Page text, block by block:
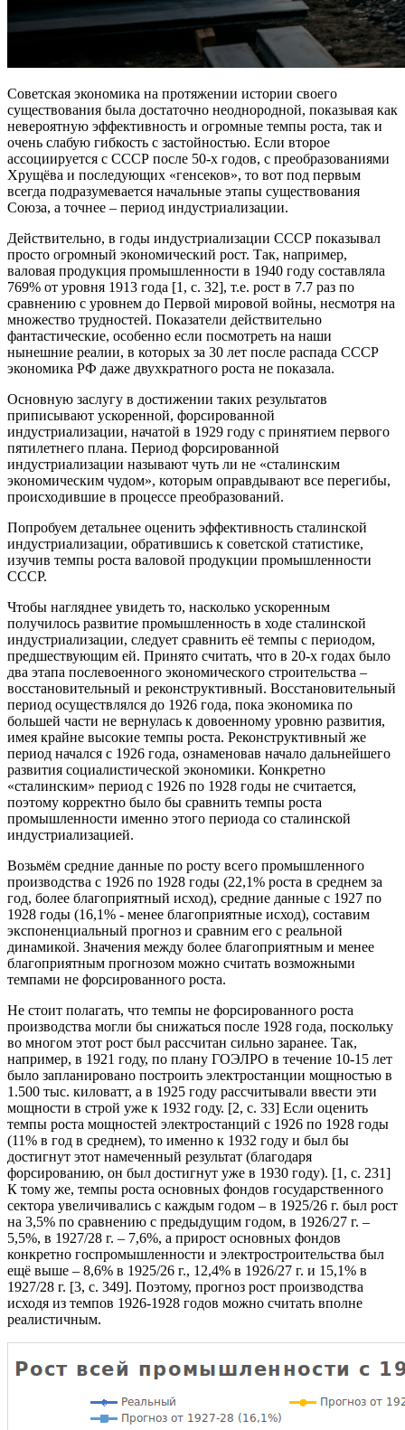
Советская экономика на протяжении истории своего
существования была достаточно неоднородной, показывая как
невероятную эффективность и огромные темпы роста, так и
очень слабую гибкость с застойностью. Если второе
ассоциируется с СССР после 50-х годов, с преобразованиями
Хрущёва и последующих «генсеков», то вот под первым
всегда подразумевается начальные этапы существования
Союза, а точнее – период индустриализации.
Действительно, в годы индустриализации СССР показывал
просто огромный экономический рост. Так, например,
валовая продукция промышленности в 1940 году составляла
769% от уровня 1913 года [1, с. 32], т.е. рост в 7.7 раз по
сравнению с уровнем до Первой мировой войны, несмотря на
множество трудностей. Показатели действительно
фантастические, особенно если посмотреть на наши
нынешние реалии, в которых за 30 лет после распада СССР
экономика РФ даже двухкратного роста не показала.
Основную заслугу в достижении таких результатов
приписывают ускоренной, форсированной
индустриализации, начатой в 1929 году с принятием первого
пятилетнего плана. Период форсированной
индустриализации называют чуть ли не «сталинским
экономическим чудом», которым оправдывают все перегибы,
происходившие в процессе преобразований.
Попробуем детальнее оценить эффективность сталинской
индустриализации, обратившись к советской статистике,
изучив темпы роста валовой продукции промышленности
СССР.
Чтобы нагляднее увидеть то, насколько ускоренным
получилось развитие промышленность в ходе сталинской
индустриализации, следует сравнить её темпы с периодом,
предшествующим ей. Принято считать, что в 20-х годах было
два этапа послевоенного экономического строительства –
восстановительный и реконструктивный. Восстановительный
период осуществлялся до 1926 года, пока экономика по
большей части не вернулась к довоенному уровню развития,
имея крайне высокие темпы роста. Реконструктивный же
период начался с 1926 года, ознаменовав начало дальнейшего
развития социалистической экономики. Конкретно
«сталинским» период с 1926 по 1928 годы не считается,
поэтому корректно было бы сравнить темпы роста
промышленности именно этого периода со сталинской
индустриализацией.
Возьмём средние данные по росту всего промышленного
производства с 1926 по 1928 годы (22,1% роста в среднем за
год, более благоприятный исход), средние данные с 1927 по
1928 годы (16,1% - менее благоприятные исход), составим
экспоненциальный прогноз и сравним его с реальной
динамикой. Значения между более благоприятным и менее
благоприятным прогнозом можно считать возможными
темпами не форсированного роста.
Не стоит полагать, что темпы не форсированного роста
производства могли бы снижаться после 1928 года, поскольку
во многом этот рост был рассчитан сильно заранее. Так,
например, в 1921 году, по плану ГОЭЛРО в течение 10-15 лет
было запланировано построить электростанции мощностью в
1.500 тыс. киловатт, а в 1925 году рассчитывали ввести эти
мощности в строй уже к 1932 году. [2, с. 33] Если оценить
темпы роста мощностей электростанций с 1926 по 1928 годы
(11% в год в среднем), то именно к 1932 году и был бы
достигнут этот намеченный результат (благодаря
форсированию, он был достигнут уже в 1930 году). [1, с. 231]
К тому же, темпы роста основных фондов государственного
сектора увеличивались с каждым годом – в 1925/26 г. был рост
на 3,5% по сравнению с предыдущим годом, в 1926/27 г. –
5,5%, в 1927/28 г. – 7,6%, а прирост основных фондов
конкретно госпромышленности и электростроительства был
ещё выше – 8,6% в 1925/26 г., 12,4% в 1926/27 г. и 15,1% в
1927/28 г. [3, с. 349]. Поэтому, прогноз рост производства
исходя из темпов 1926-1928 годов можно считать вполне
реалистичным.